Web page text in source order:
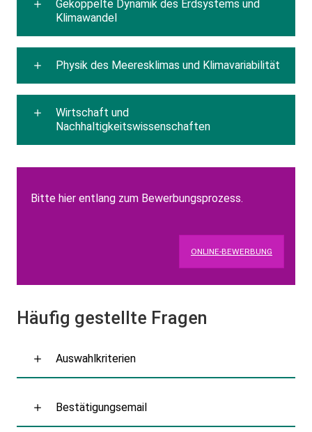
Gekoppelte Dynamik des Erdsystems und
Klimawandel
Physik des Meeresklimas und Klimavariabilität
Wirtschaft und
Nachhaltigkeitswissenschaften
Bitte hier entlang zum Bewerbungsprozess.
ONLINE-BEWERBUNG
Häufig gestellte Fragen
Auswahlkriterien
Bestätigungsemail